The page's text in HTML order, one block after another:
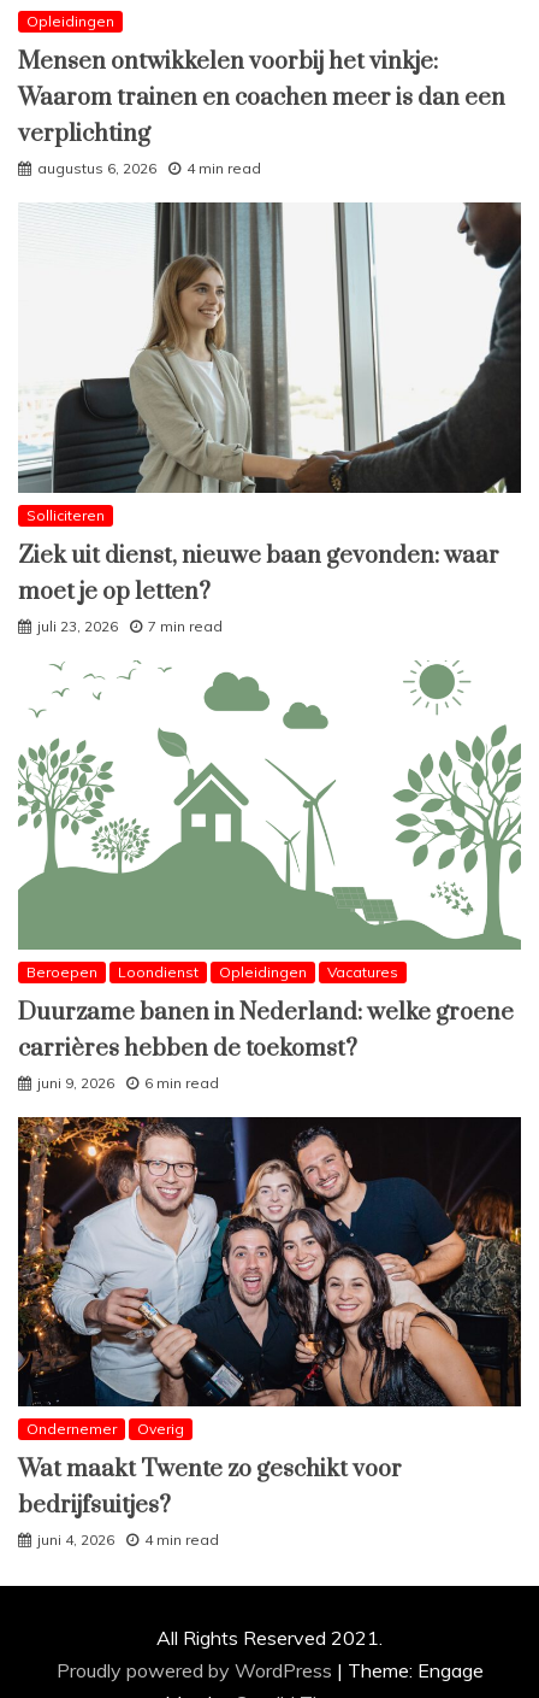
Opleidingen
Mensen ontwikkelen voorbij het vinkje:
Waarom trainen en coachen meer is dan een
verplichting
augustus 6, 2026 4 min read
Solliciteren
Ziek uit dienst, nieuwe baan gevonden: waar
moet je op letten?
juli 23, 2026 7 min read
Beroepen Loondienst Opleidingen Vacatures
Duurzame banen in Nederland: welke groene
carrières hebben de toekomst?
juni 9, 2026 6 min read
Ondernemer Overig
Wat maakt Twente zo geschikt voor
bedrijfsuitjes?
juni 4, 2026 4 min read
All Rights Reserved 2021.
Proudly powered by WordPress | Theme: Engage